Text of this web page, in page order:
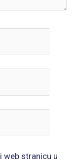
web stranicu u